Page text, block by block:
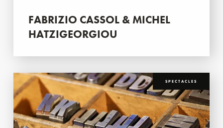
FABRIZIO CASSOL & MICHEL
HATZIGEORGIOU
SPECTACLES